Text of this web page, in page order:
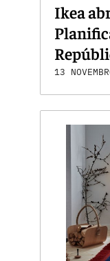
Ikea
13